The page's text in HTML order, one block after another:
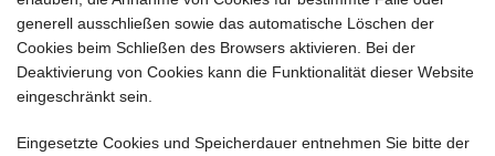
generell ausschließen sowie das automatische Löschen der
Cookies beim Schließen des Browsers aktivieren. Bei der
Deaktivierung von Cookies kann die Funktionalität dieser Website
eingeschränkt sein.
Eingesetzte Cookies und Speicherdauer entnehmen Sie bitte der